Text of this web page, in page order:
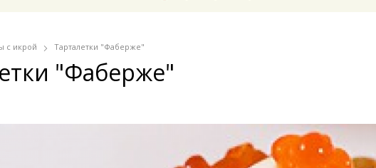
с икрой Тарталетки "Фаберже"
"Фаберже"